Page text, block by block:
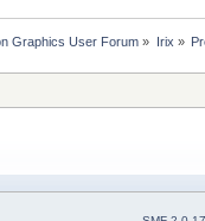
Graphics User Forum » Irix »